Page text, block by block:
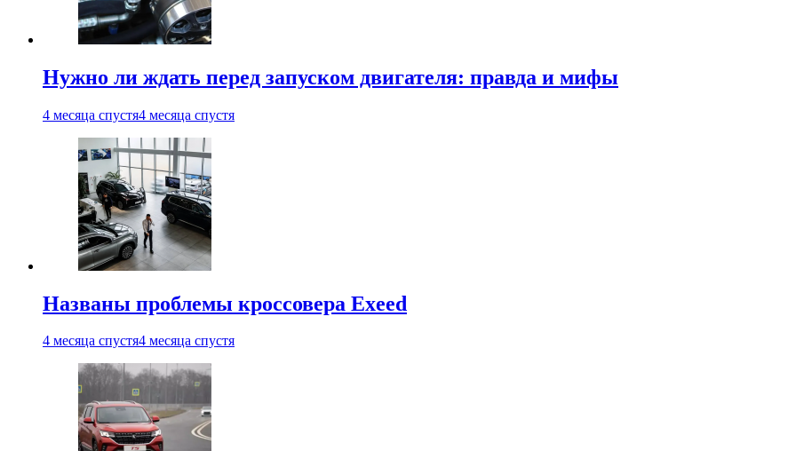
Нужно ли ждать перед запуском двигателя: правда и мифы
4 месяца спустя4 месяца спустя
Названы проблемы кроссовера Exeed
4 месяца спустя4 месяца спустя